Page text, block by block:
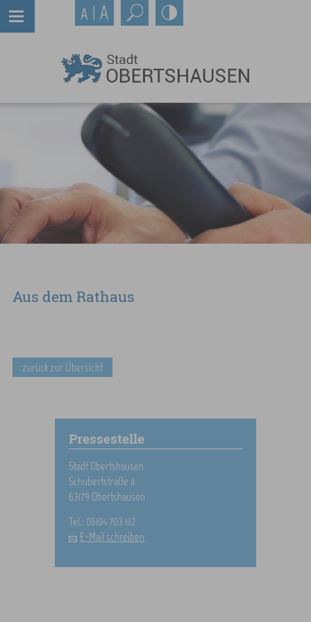
Aus dem Rathaus
zurück zur Übersicht
Pressestelle
Stadt Obertshausen
Schubertstraße 11
63179 Obertshausen
Tel.: 06104 703 1112
E-Mail schreiben